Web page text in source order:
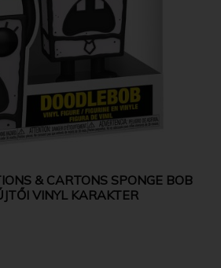
& CARTONS SPONGE BOB
VINYL KARAKTER